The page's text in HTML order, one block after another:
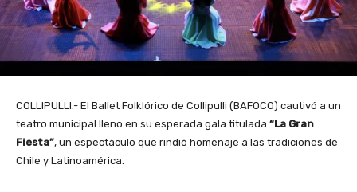
COLLIPULLI.- El Ballet Folklórico de Collipulli (BAFOCO) cautivó a un
teatro municipal lleno en su esperada gala titulada “La Gran
Fiesta”, un espectáculo que rindió homenaje a las tradiciones de
Chile y Latinoamérica.